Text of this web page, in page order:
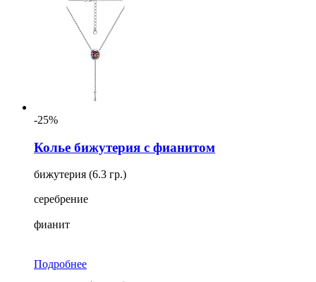
-25%
Колье бижутерия с фианитом
бижутерия (6.3 гр.)
серебрение
фианит
Подробнее